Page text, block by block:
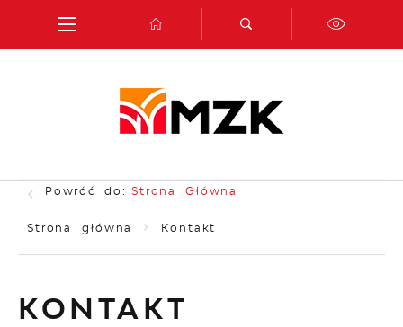
Przejdź do menu.
Przejdź do wyszukiwarki.
Przejdź do treści.
Przejdź do ustawień wielkości czcionki.
Włącz wersję kontrastową strony.
Powróć do: Strona Główna
Strona główna Kontakt
KONTAKT